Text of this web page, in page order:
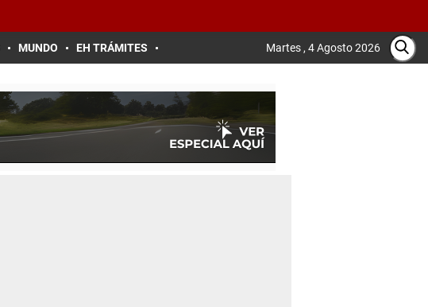
MUNDO EH TRÁMITES Martes , 4 Agosto 2026